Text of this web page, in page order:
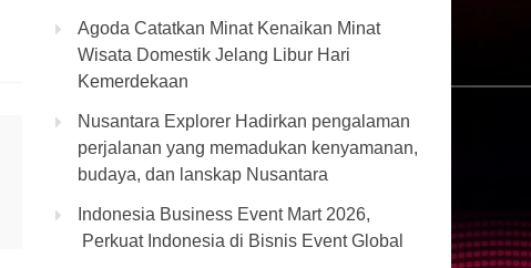
Agoda Catatkan Minat Kenaikan Minat
Wisata Domestik Jelang Libur Hari
Kemerdekaan
Nusantara Explorer Hadirkan pengalaman
perjalanan yang memadukan kenyamanan,
budaya, dan lanskap Nusantara
Indonesia Business Event Mart 2026,
Perkuat Indonesia di Bisnis Event Global